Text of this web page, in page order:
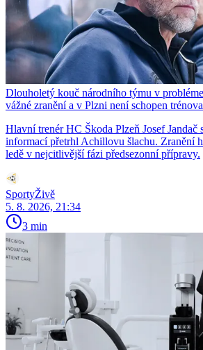
Dlouholetý kouč národního týmu v
vážné zranění a v Plzni není schopen
Hlavní trenér HC Škoda Plzeň Josef Jandač
informací přetrhl Achillovu šlachu. Zranění
ledě v nejcitlivější fázi předsezonní přípravy.
SportyŽivě
5. 8. 2026, 21:34
3 min